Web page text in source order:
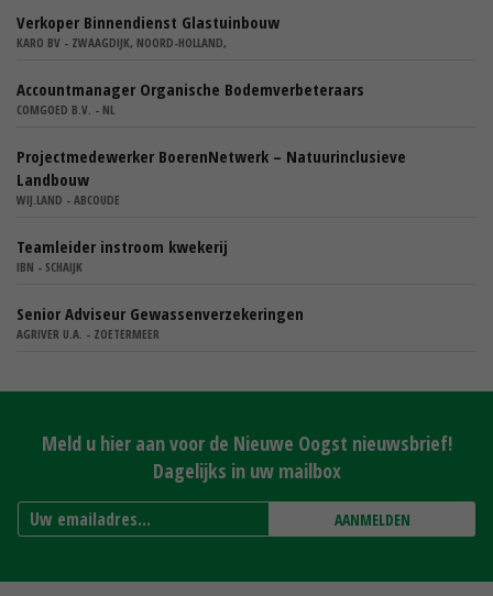
Verkoper Binnendienst Glastuinbouw
KARO BV - ZWAAGDIJK, NOORD-HOLLAND,
Accountmanager Organische Bodemverbeteraars
COMGOED B.V. - NL
Projectmedewerker BoerenNetwerk – Natuurinclusieve
Landbouw
WIJ.LAND - ABCOUDE
Teamleider instroom kwekerij
IBN - SCHAIJK
Senior Adviseur Gewassenverzekeringen
AGRIVER U.A. - ZOETERMEER
Meld u hier aan voor de Nieuwe Oogst nieuwsbrief!
Dagelijks in uw mailbox
AANMELDEN